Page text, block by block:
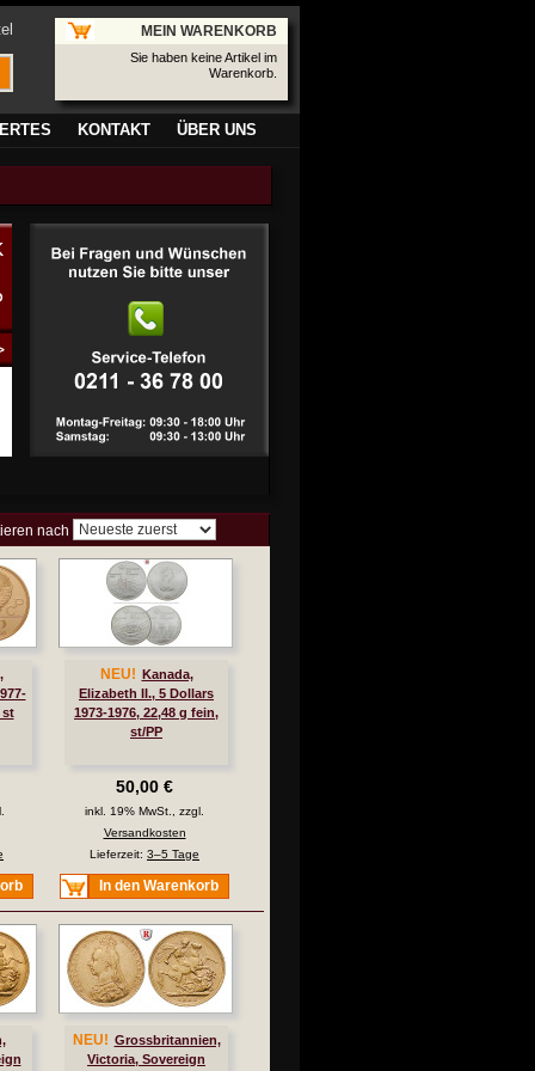
MEIN WARENKORB
Sie haben keine Artikel im
Warenkorb.
KONTAKT ÜBER UNS
nach
st
NEU!
Kanada,
Elizabeth II., 5 Dollars
1973-1976, 22,48 g fein,
st/PP
50,00 €
inkl. 19% MwSt., zzgl.
Versandkosten
Lieferzeit: 3–5 Tage
In den Warenkorb
NEU! Grossbritannien,
Victoria, Sovereign